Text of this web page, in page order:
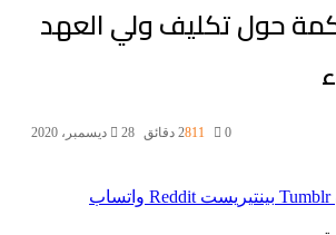
حول تكليف ولي العهد
28 ديسمبر، 2020 0
8112 دقائق
بينتيريست واتساب